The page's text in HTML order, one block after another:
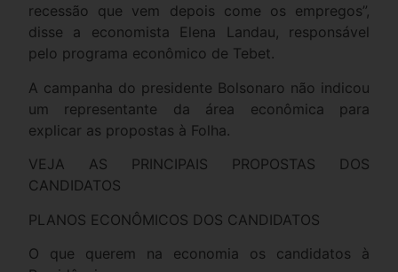
recessão que vem depois come os empregos”,
disse a economista Elena Landau, responsável
pelo programa econômico de Tebet.
A campanha do presidente Bolsonaro não indicou
um representante da área econômica para
explicar as propostas à Folha.
VEJA AS PRINCIPAIS PROPOSTAS DOS
CANDIDATOS
PLANOS ECONÔMICOS DOS CANDIDATOS
O que querem na economia os candidatos à